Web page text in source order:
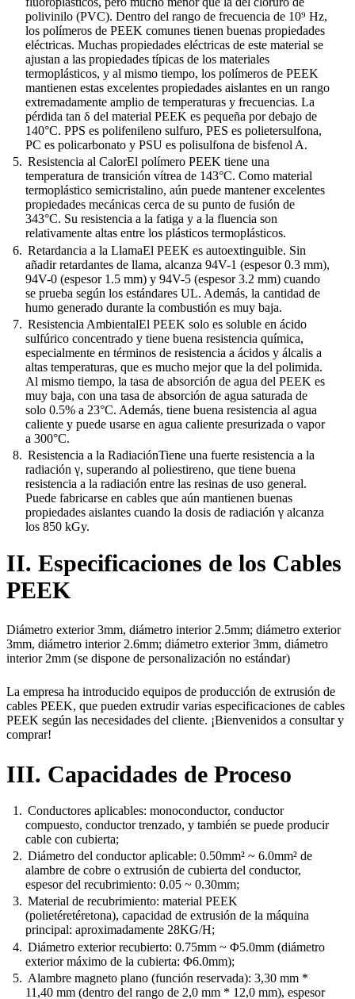
polivinilo (PVC). Dentro del rango de frecuencia de 10⁹ Hz,
los polímeros de PEEK comunes tienen buenas propiedades
eléctricas. Muchas propiedades eléctricas de este material se
ajustan a las propiedades típicas de los materiales
termoplásticos, y al mismo tiempo, los polímeros de PEEK
mantienen estas excelentes propiedades aislantes en un rango
extremadamente amplio de temperaturas y frecuencias. La
pérdida tan δ del material PEEK es pequeña por debajo de
140°C. PPS es polifenileno sulfuro, PES es polietersulfona,
PC es policarbonato y PSU es polisulfona de bisfenol A.
Resistencia al CalorEl polímero PEEK tiene una
temperatura de transición vítrea de 143°C. Como material
termoplástico semicristalino, aún puede mantener excelentes
propiedades mecánicas cerca de su punto de fusión de
343°C. Su resistencia a la fatiga y a la fluencia son
relativamente altas entre los plásticos termoplásticos.
Retardancia a la LlamaEl PEEK es autoextinguible. Sin
añadir retardantes de llama, alcanza 94V-1 (espesor 0.3 mm),
94V-0 (espesor 1.5 mm) y 94V-5 (espesor 3.2 mm) cuando
se prueba según los estándares UL. Además, la cantidad de
humo generado durante la combustión es muy baja.
Resistencia AmbientalEl PEEK solo es soluble en ácido
sulfúrico concentrado y tiene buena resistencia química,
especialmente en términos de resistencia a ácidos y álcalis a
altas temperaturas, que es mucho mejor que la del polimida.
Al mismo tiempo, la tasa de absorción de agua del PEEK es
muy baja, con una tasa de absorción de agua saturada de
solo 0.5% a 23°C. Además, tiene buena resistencia al agua
caliente y puede usarse en agua caliente presurizada o vapor
a 300°C.
Resistencia a la RadiaciónTiene una fuerte resistencia a la
radiación γ, superando al poliestireno, que tiene buena
resistencia a la radiación entre las resinas de uso general.
Puede fabricarse en cables que aún mantienen buenas
propiedades aislantes cuando la dosis de radiación γ alcanza
los 850 kGy.
II. Especificaciones de los Cables
PEEK
Diámetro exterior 3mm, diámetro interior 2.5mm; diámetro exterior
3mm, diámetro interior 2.6mm; diámetro exterior 3mm, diámetro
interior 2mm (se dispone de personalización no estándar)
La empresa ha introducido equipos de producción de extrusión de
cables PEEK, que pueden extrudir varias especificaciones de cables
PEEK según las necesidades del cliente. ¡Bienvenidos a consultar y
comprar!
III. Capacidades de Proceso
Conductores aplicables: monoconductor, conductor
compuesto, conductor trenzado, y también se puede producir
cable con cubierta;
Diámetro del conductor aplicable: 0.50mm² ~ 6.0mm² de
alambre de cobre o extrusión de cubierta del conductor,
espesor del recubrimiento: 0.05 ~ 0.30mm;
Material de recubrimiento: material PEEK
(polietéretéretona), capacidad de extrusión de la máquina
principal: aproximadamente 28KG/H;
Diámetro exterior recubierto: 0.75mm ~ Φ5.0mm (diámetro
exterior máximo de la cubierta: Φ6.0mm);
Alambre magneto plano (función reservada): 3,30 mm *
11,40 mm (dentro del rango de 2,0 mm * 12,0 mm), espesor